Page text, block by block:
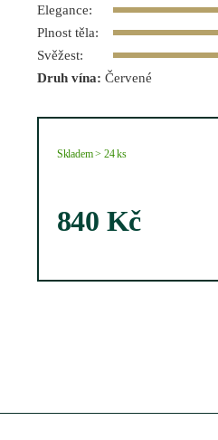
Elegance:
Plnost těla:
Svěžest:
Druh vína: Červené
Skladem > 24 ks
840 Kč